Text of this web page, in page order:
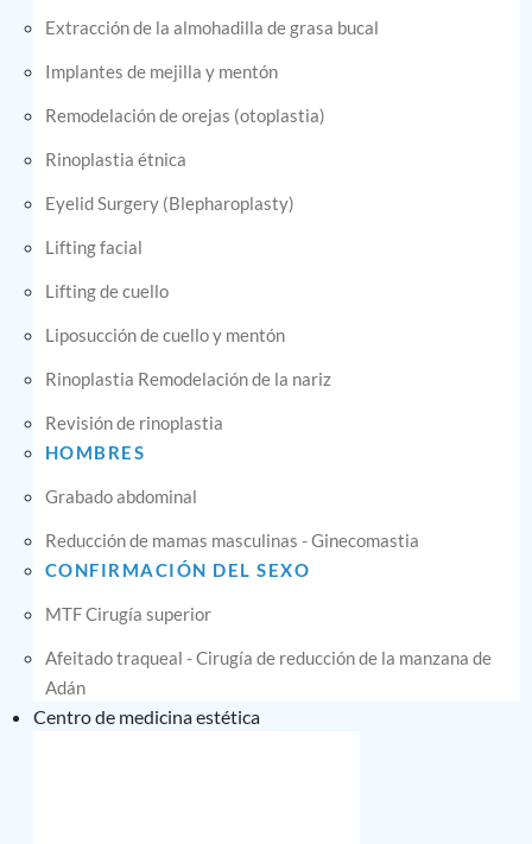
Extracción de la almohadilla de grasa bucal
Implantes de mejilla y mentón
Remodelación de orejas (otoplastia)
Rinoplastia étnica
Eyelid Surgery (Blepharoplasty)
Lifting facial
Lifting de cuello
Liposucción de cuello y mentón
Rinoplastia Remodelación de la nariz
Revisión de rinoplastia
HOMBRES
Grabado abdominal
Reducción de mamas masculinas - Ginecomastia
CONFIRMACIÓN DEL SEXO
MTF Cirugía superior
Afeitado traqueal - Cirugía de reducción de la manzana de
Adán
Centro de medicina estética